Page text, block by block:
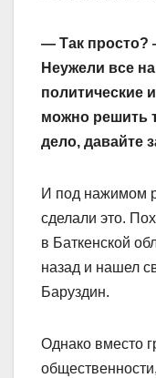
— Так просто?
Неужели все
политические
можно решить
дело, давайте
И под нажимом
сделали это.
в Баткенской
назад и нашел
Баруздин.
Однако вместо